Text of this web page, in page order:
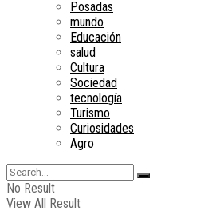
Posadas
mundo
Educación
salud
Cultura
Sociedad
tecnología
Turismo
Curiosidades
Agro
No Result
View All Result